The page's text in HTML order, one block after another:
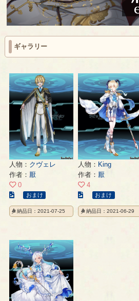
ギャラリー
人物： クヴェレ
作者： 厭
0
こ
の
イ
ト
の
ペ
ー
ジ
おまけ
納品日：2021-07-25
人物： King
作者： 厭
4
こ
の
イ
おまけ
納品日：2021-06-29